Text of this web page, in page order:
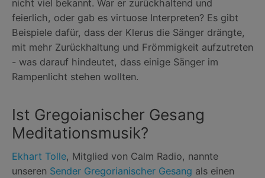
nicht viel bekannt. War er zurückhaltend und
feierlich, oder gab es virtuose Interpreten? Es gibt
Beispiele dafür, dass der Klerus die Sänger drängte,
mit mehr Zurückhaltung und Frömmigkeit aufzutreten
- was darauf hindeutet, dass einige Sänger im
Rampenlicht stehen wollten.
Ist Gregoianischer Gesang
Meditationsmusik?
Ekhart Tolle, Mitglied von Calm Radio, nannte
unseren Sender Gregorianischer Gesang als einen